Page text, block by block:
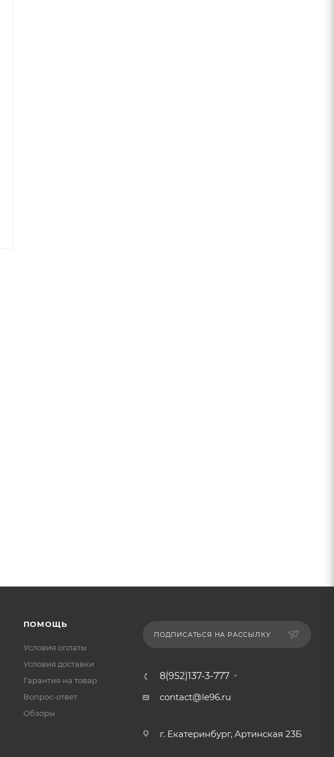
ПОМОЩЬ
Условия оплаты
Условия доставки
Гарантия на товар
Вопрос-ответ
Обзоры
ПОДПИСАТЬСЯ НА РАССЫЛКУ
8(952)137-3-777
contact@le96.ru
г. Екатеринбург, Артинская 23Б